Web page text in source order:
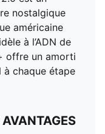
nostalgique
américaine
à l’ADN de
offre un amorti
chaque étape